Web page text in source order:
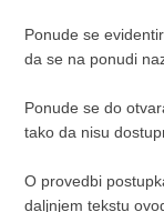
Ponude se
da se na ponudi
Ponude se do
tako da nisu
O provedbi
daljnjem tekstu